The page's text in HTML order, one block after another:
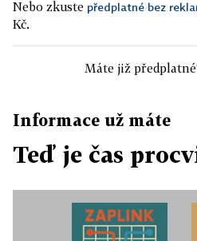
Nebo zkuste předplatné bez
Kč.
Máte již
Informace už máte
Teď je čas